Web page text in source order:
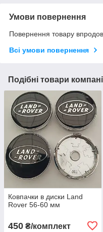
Умови повернення
Повернення товару
Всі умови повернення
Подібні товари
Ковпачки в диски Land
Rover 56-60 мм
450 ₴/комплект